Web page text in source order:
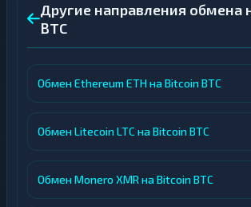
Другие направления обмена
BTC
Обмен Ethereum ETH на Bitcoin BTC
Обмен Litecoin LTC на Bitcoin BTC
Обмен Monero XMR на Bitcoin BTC